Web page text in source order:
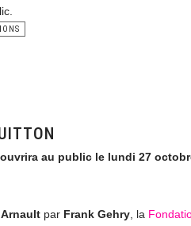
au public le lundi 27
par Frank Gehry , la